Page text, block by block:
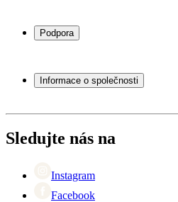
Stojany na víno
Vinný nábytek
Podpora
Servisní případ
Platba
Vrácení
Informace o společnosti
Black Friday
Singles Day
Sledujte nás na
Instagram
Facebook